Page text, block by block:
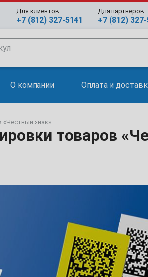
Для клиентов
+7 (812) 327-5141
Для партнеров
+7 (812)
О компании Оплата и
«Честный знак»
товаров